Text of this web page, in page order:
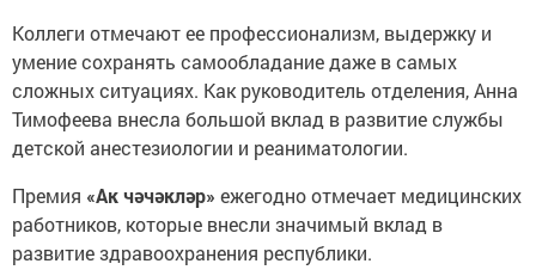
Коллеги отмечают ее профессионализм, выдержку и
умение сохранять самообладание даже в самых
сложных ситуациях. Как руководитель отделения, Анна
Тимофеева внесла большой вклад в развитие службы
детской анестезиологии и реаниматологии.
Премия «Ак чәчәкләр» ежегодно отмечает медицинских
работников, которые внесли значимый вклад в
развитие здравоохранения республики.